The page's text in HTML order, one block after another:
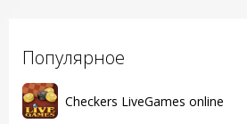
Популярное
Checkers LiveGames online